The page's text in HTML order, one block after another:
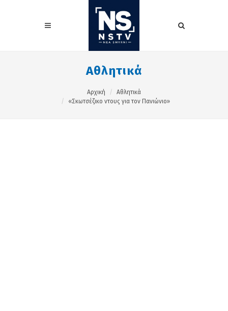
Αθλητικά
Αρχική
Αθλητικά
«Σκωτσέζικο ντους για τον Πανιώνιο»